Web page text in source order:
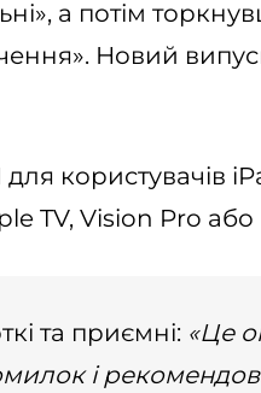
а потім
Новий
користувачів
TV, Vision Pro
та приємні: «Це
і